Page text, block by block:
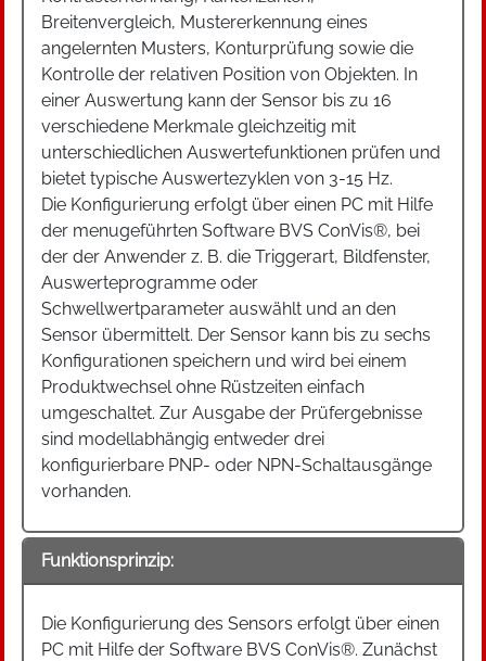
Breitenvergleich, Mustererkennung eines
angelernten Musters, Konturprüfung sowie die
Kontrolle der relativen Position von Objekten. In
einer Auswertung kann der Sensor bis zu 16
verschiedene Merkmale gleichzeitig mit
unterschiedlichen Auswertefunktionen prüfen und
bietet typische Auswertezyklen von 3-15 Hz.
Die Konfigurierung erfolgt über einen PC mit Hilfe
der menugeführten Software BVS ConVis®, bei
der der Anwender z. B. die Triggerart, Bildfenster,
Auswerteprogramme oder
Schwellwertparameter auswählt und an den
Sensor übermittelt. Der Sensor kann bis zu sechs
Konfigurationen speichern und wird bei einem
Produktwechsel ohne Rüstzeiten einfach
umgeschaltet. Zur Ausgabe der Prüfergebnisse
sind modellabhängig entweder drei
konfigurierbare PNP- oder NPN-Schaltausgänge
vorhanden.
Funktionsprinzip:
Die Konfigurierung des Sensors erfolgt über einen
PC mit Hilfe der Software BVS ConVis®. Zunächst